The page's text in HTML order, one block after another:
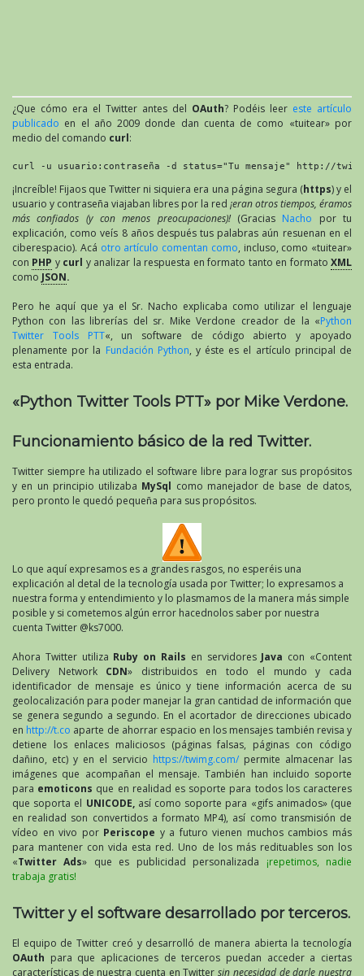
¿Que cómo era el Twitter antes del OAuth? Podéis leer este artículo
publicado en el año 2009 donde dan cuenta de como «tuitear» por
medio del comando curl:
curl -u usuario:contraseña -d status="Tu mensaje" http://
¡Increíble! Fijaos que Twitter ni siquiera era una página segura (https) y el
usuario y contraseña viajaban libres por la red ¡eran otros tiempos, éramos
más confiados (y con menos preocupaciones)! (Gracias Nacho por tu
explicación, como veís 8 años después tus palabras aún resuenan en el
ciberespacio). Acá otro artículo comentan como, incluso, como «tuitear»
con PHP y curl y analizar la respuesta en formato tanto en formatoXML
como JSON.
Pero he aquí que ya el Sr. Nacho explicaba como utilizar el lenguaje
Python con las librerías del sr. Mike Verdone creador de la «Python
Twitter Tools PTT«, un software de código abierto y apoyado
plenamente por la Fundación Python, y éste es el artículo principal de
esta entrada.
«Python Twitter Tools PTT» por Mike Verdone.
Funcionamiento básico de la red Twitter.
Twitter siempre ha utilizado el software libre para lograr sus propósitos
y en un principio utilizaba MySql como manejador de base de datos,
pero pronto le quedó pequeña para sus propósitos.
Lo que aquí expresamos es a grandes rasgos, no esperéis una
explicación al detal de la tecnología usada por Twitter; lo expresamos a
nuestra forma y entendimiento y lo plasmamos de la manera más simple
posible y si cometemos algún error hacednolos saber por nuestra
cuenta Twitter @ks7000.
Ahora Twitter utiliza Ruby on Rails en servidores Java con «Content
Delivery Network CDN» distribuidos en todo el mundo y cada
identificador de mensaje es único y tiene información acerca de su
geolocalización para poder manejar la gran cantidad de información que
se genera segundo a segundo. En el acortador de direcciones ubicado
en http://t.co aparte de ahorrar espacio en los mensajes también revisa y
detiene los enlaces maliciosos (páginas falsas, páginas con código
dañino, etc) y en el servicio https://twimg.com/ permite almacenar las
imágenes que acompañan el mensaje. También han incluido soporte
para emoticons que en realidad es soporte para todos los caracteres
que soporta el UNICODE, así como soporte para «gifs animados» (que
en realidad son convertidos a formato MP4), así como transmisión de
vídeo en vivo porPeriscope y a futuro vienen muchos cambios más
para mantener con vida esta red. Uno de los más redituables son los
«Twitter Ads» que es publicidad personalizada ¡repetimos, nadie
trabaja gratis!
Twitter y el software desarrollado por terceros.
El equipo de Twitter creó y desarrolló de manera abierta la tecnología
OAuth para que aplicaciones de terceros puedan acceder a ciertas
características de nuestra cuenta en Twittersin necesidad de darle nuestra